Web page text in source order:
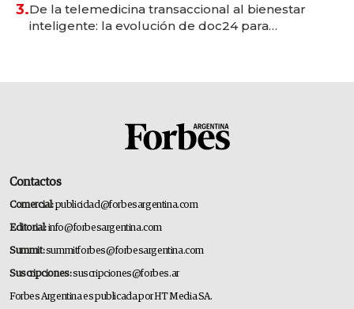
3.De la telemedicina transaccional al bienestar
inteligente: la evolución de doc24 para
Contactos
Comercial:publicidad@forbesargentina.com
Editorial:info@forbesargentina.com
Summit:summitforbes@forbesargentina.com
Suscripciones:suscripciones@forbes.ar
Forbes Argentina es publicada por HT Media SA.